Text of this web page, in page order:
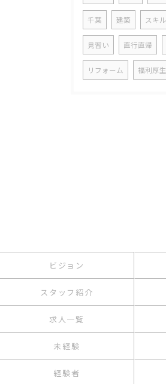
千葉 建築 スキ
見習い 直行直帰
リフォーム 福利厚生
ビジョン
スタッフ紹介
求人一覧
未経験
経験者